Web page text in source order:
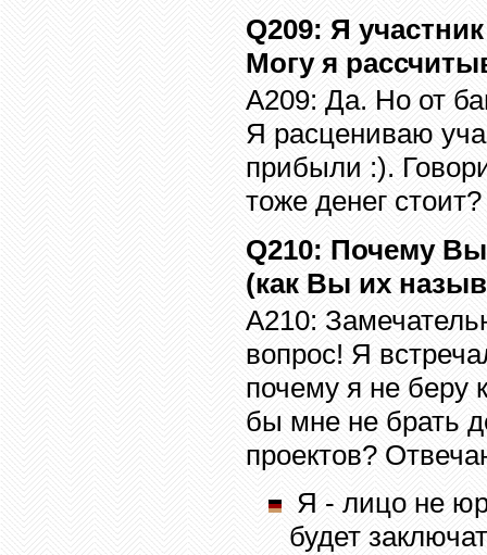
Q209: Я
Могу я
A209: Да. Но от
Я расцениваю
прибыли :).
тоже денег
Q210: Почему Вы
(как Вы их
A210:
вопрос! Я
почему я не беру
бы мне не брать
проектов?
Я - лицо не
будет